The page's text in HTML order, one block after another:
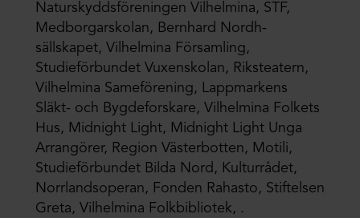
Naturskyddsföreningen Vilhelmina, STF,
Medborgarskolan, Bernhard Nordh-
sällskapet, Vilhelmina Församling,
Studieförbundet Vuxenskolan, Riksteatern,
Vilhelmina Sameförening, Lappmarkens
Släkt- och Bygdeforskare, Vilhelmina Folkets
Hus, Midnight Light, Midnight Light Unga
Arrangörer, Region Västerbotten, Motili,
Studieförbundet Bilda Nord, Kulturrådet,
Norrlandsoperan, Fonden Rahasto, Stiftelsen
Greta, Vilhelmina Folkbibliotek, .